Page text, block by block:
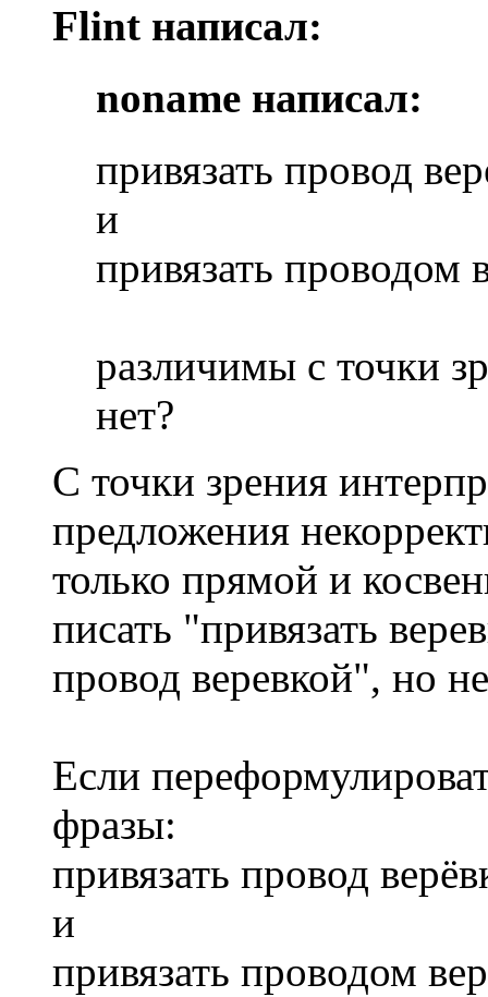
Flint написал:
noname написал:
привязать провод
и
привязать проводом
различимы с точки
нет?
С точки зрения
предложения
только прямой и
писать "привязать
провод веревкой", но
Если
фразы:
привязать провод
и
привязать проводом